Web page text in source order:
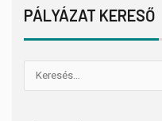
PÁLYÁZAT KERESŐ